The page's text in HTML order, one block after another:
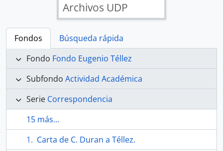
Archivos UDP
Fondos
Búsqueda rápida
Fondo Fondo Eugenio Téllez
Subfondo Actividad Académica
Serie Correspondencia
15 más...
Carta de C. Duran a Téllez.